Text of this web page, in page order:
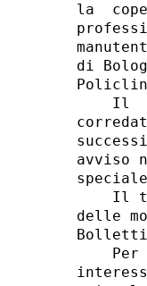
la
di
Il
avviso
Il
delle
Per